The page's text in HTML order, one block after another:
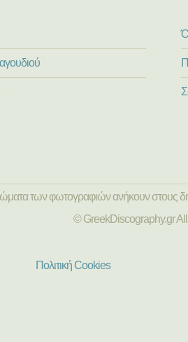
των φωτογραφιών ανήκουν στους
© GreekDiscography.gr
Πολιτική Cookies